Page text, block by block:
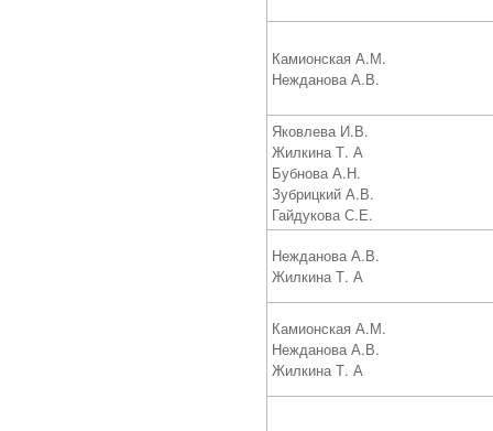
Камионская А.М.
Нежданова А.В.
Яковлева И.В.
Жилкина Т. А
Бубнова А.Н.
Зубрицкий А.В.
Гайдукова С.Е.
Нежданова А.В.
Жилкина Т. А
Камионская А.М.
Нежданова А.В.
Жилкина Т. А